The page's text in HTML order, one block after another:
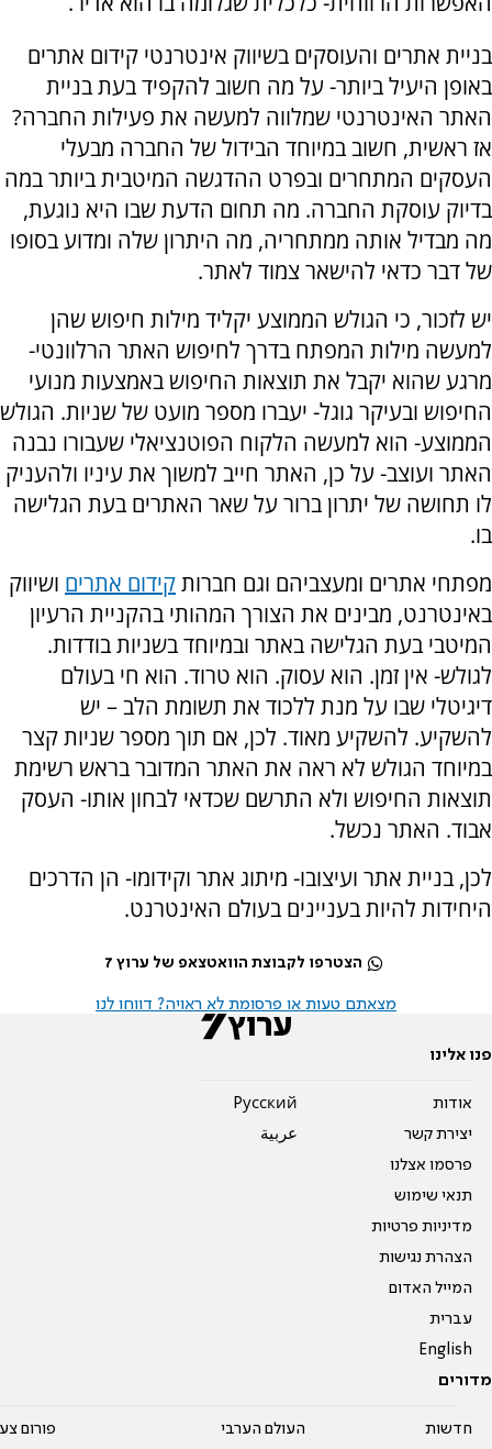
בניית אתרים והעוסקים בשיווק אינטרנטי קידום אתרים
באופן היעיל ביותר- על מה חשוב להקפיד בעת בניית
האתר האינטרנטי שמלווה למעשה את פעילות החברה?
אז ראשית, חשוב במיוחד הבידול של החברה מבעלי
העסקים המתחרים ובפרט ההדגשה המיטבית ביותר במה
בדיוק עוסקת החברה. מה תחום הדעת שבו היא נוגעת,
מה מבדיל אותה ממתחריה, מה היתרון שלה ומדוע בסופו
של דבר כדאי להישאר צמוד לאתר.
יש לזכור, כי הגולש הממוצע יקליד מילות חיפוש שהן
למעשה מילות המפתח בדרך לחיפוש האתר הרלוונטי-
מרגע שהוא יקבל את תוצאות החיפוש באמצעות מנועי
החיפוש ובעיקר גוגל- יעברו מספר מועט של שניות. הגולש
הממוצע- הוא למעשה הלקוח הפוטנציאלי שעבורו נבנה
האתר ועוצב- על כן, האתר חייב למשוך את עיניו ולהעניק
לו תחושה של יתרון ברור על שאר האתרים בעת הגלישה
בו.
מפתחי אתרים ומעצביהם וגם חברותקידום אתרים ושיווק
באינטרנט, מבינים את הצורך המהותי בהקניית הרעיון
המיטבי בעת הגלישה באתר ובמיוחד בשניות בודדות.
לגולש- אין זמן. הוא עסוק. הוא טרוד. הוא חי בעולם
דיגיטלי שבו על מנת ללכוד את תשומת הלב – יש
להשקיע. להשקיע מאוד. לכן, אם תוך מספר שניות קצר
במיוחד הגולש לא ראה את האתר המדובר בראש רשימת
תוצאות החיפוש ולא התרשם שכדאי לבחון אותו- העסק
אבוד. האתר נכשל.
לכן, בניית אתר ועיצובו- מיתוג אתר וקידומו- הן הדרכים
היחידות להיות בעניינים בעולם האינטרנט.
הצטרפו לקבוצת הוואטצאפ של ערוץ 7
מצאתם טעות או פרסומת לא ראויה? דווחו לנו
פנו אלינו
אודות
יצירת קשר
פרסמו אצלנו
תנאי שימוש
מדיניות פרטיות
הצהרת נגישות
המייל האדום
עברית
English
Pусский
عربية
מדורים
חדשות העולם הערבי פורום